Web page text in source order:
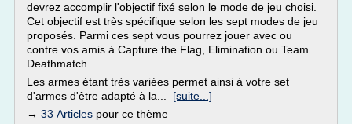
devrez accomplir l'objectif fixé selon le mode de jeu choisi.
Cet objectif est très spécifique selon les sept modes de jeu
proposés. Parmi ces sept vous pourrez jouer avec ou
contre vos amis à Capture the Flag, Elimination ou Team
Deathmatch.
Les armes étant très variées permet ainsi à votre set
d'armes d'être adapté à la... [suite...]
→ 33 Articles pour ce thème